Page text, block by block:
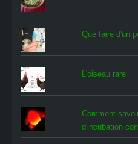
Que faire d'un
L'oiseau rare
Comment
d'incubation